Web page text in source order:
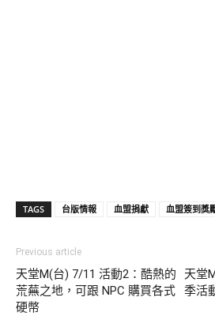
TAGS 台版情報 血盟捐獻 血盟簽到獎
Previous article
天堂M(台) 7/11 活動2：酷熱的
荒蕪之地，可跟 NPC 購買各式
硬幣
天堂
季活